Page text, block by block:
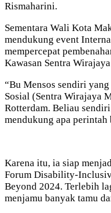
Rismaharini.
Sementara Wali Kota
mendukung event
mempercepat
Kawasan Sentra
“Bu Mensos sendiri
Sosial (Sentra Wirajaya
Rotterdam. Beliau
mendukung apa perintah
Karena itu, ia siap
Forum Disability-
Beyond 2024. Terlebih
menjamu banyak tamu